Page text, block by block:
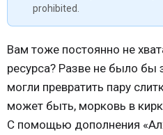
prohibited.
Вам тоже постоянно не
ресурса? Разве не было
могли превратить пару
может быть, морковь в
С помощью дополнения